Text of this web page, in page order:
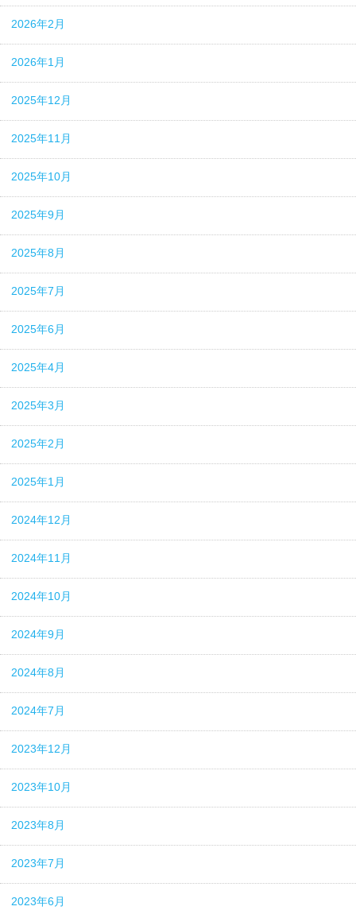
2026年2月
2026年1月
2025年12月
2025年11月
2025年10月
2025年9月
2025年8月
2025年7月
2025年6月
2025年4月
2025年3月
2025年2月
2025年1月
2024年12月
2024年11月
2024年10月
2024年9月
2024年8月
2024年7月
2023年12月
2023年10月
2023年8月
2023年7月
2023年6月